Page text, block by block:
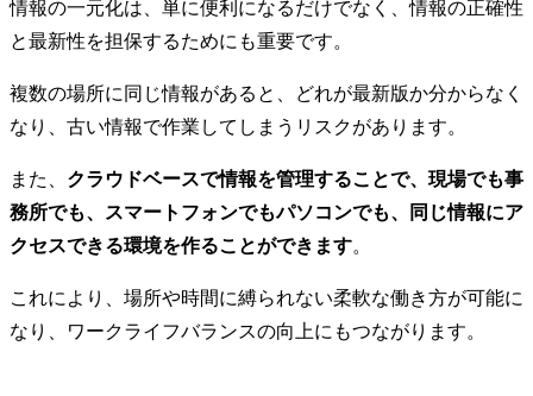
情報の一元化は、単に便利になるだけでなく、情報の正確性
と最新性を担保するためにも重要です。
複数の場所に同じ情報があると、どれが最新版か分からなく
なり、古い情報で作業してしまうリスクがあります。
また、 クラウドベースで情報を管理することで、現場でも事
務所でも、スマートフォンでもパソコンでも、同じ情報にア
クセスできる環境を作ることができます。
これにより、場所や時間に縛られない柔軟な働き方が可能に
なり、ワークライフバランスの向上にもつながります。